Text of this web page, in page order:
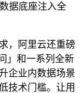
据底座注入全
，阿里云还重磅
」和一系列全新
企业内数据场景
技术门槛。让用